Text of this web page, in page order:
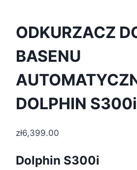
ODKURZACZ
BASENU
DOLPHIN S300i
zł6,399.00
Dolphin S300i